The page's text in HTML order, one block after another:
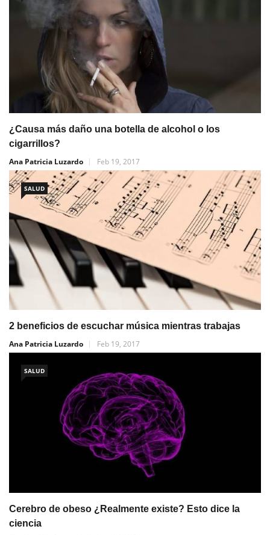
¿Causa más daño una botella de alcohol o los
cigarrillos?
Ana Patricia Luzardo
Feb 19, 2017
SALUD
2 beneficios de escuchar música mientras trabajas
Ana Patricia Luzardo
Feb 19, 2017
SALUD
Cerebro de obeso ¿Realmente existe? Esto dice la
ciencia